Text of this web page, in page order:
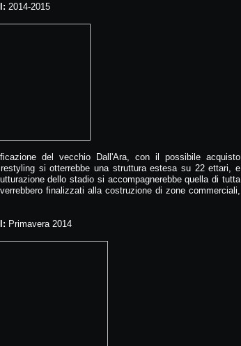
2014-2015
del vecchio Dall'Ara, con il possibile acquisto
si otterrebbe una struttura estesa su 22 ettari, e
dello stadio si accompagnerebbe quella di tutta
finalizzati alla costruzione di zone commerciali,
Primavera 2014